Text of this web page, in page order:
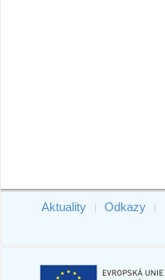
Aktuality Odkazy